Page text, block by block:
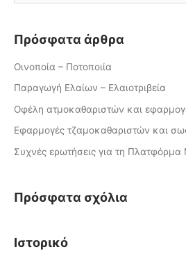
ζ
ή
τ
γ
α
Πρόσφατα άρθρα
Οινοποία – Ποτοποιία
Παραγωγή Ελαίων – Ελαιοτριβεία
Οφέλη ατμοκαθαριστών και
Εφαρμογές τζαμοκαθαριστών και
Συχνές ερωτήσεις για τη Πλατφόρμα
Πρόσφατα σχόλια
Ιστορικό